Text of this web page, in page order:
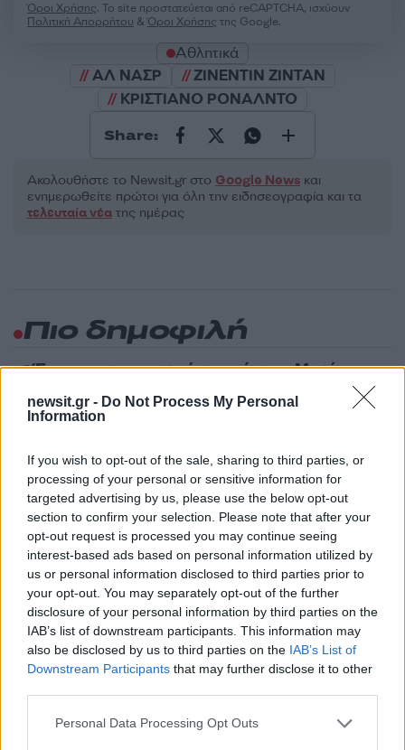
newsit.gr - Do Not Process My Personal
Information
If you wish to opt-out of the sale, sharing to third parties, or
processing of your personal or sensitive information for
targeted advertising by us, please use the below opt-out
section to confirm your selection. Please note that after your
opt-out request is processed you may continue seeing
interest-based ads based on personal information utilized by
us or personal information disclosed to third parties prior to
your opt-out. You may separately opt-out of the further
disclosure of your personal information by third parties on the
IAB’s list of downstream participants. This information may
also be disclosed by us to third parties on the IAB’s List of
Downstream Participants that may further disclose it to other
Please note that this website/app uses one or more Google
Personal Data Processing Opt Outs
Όροι Χρήσης. Το site προστατεύεται από reCAPTCHA, ισχύουν
Πολιτική Απορρήτου &Όροι Χρήσης της Google.
Αθλητικά
ΑΛ ΝΑΣΡ
ΖΙΝΕΝΤΙΝ ΖΙΝΤΑΝ
ΚΡΙΣΤΙΑΝΟ ΡΟΝΑΛΝΤΟ
Share:
Ακολουθήστε το Νewsit.gr στο Google News και
ενημερωθείτε πρώτοι για όλη την ειδησεογραφία και τα
τελευταία νέα της ημέρας
Πιο δημοφιλή
1 Έφυγαν οι συνεργάτες, μένει η Μαρία
Καρυστιανού - Η επόμενη μέρα για την
«Ελπίδα για τη Δημοκρατία»
κλαρίνα αποχαιρέτησαν την εμβληματική
φωνή της μεταπολίτευσης
3Ο Κώστας Σαμαράς δημοσίευσε μία παιδική
φωτογραφία για την επέτειο θανάτου της
αδελφής του, Λένας
4Ποιος είναι ο ελληνοκύπριος Sir Ντέμης
Χασάμπης: Από το σκάκι, στο Νόμπελ
Χημείας και στο «τιμόνι» της AI της Google
5Το πολωμένο μελτέμι που τροφοδότησε τις
φωτιές σε Αττική και Βοιωτία: «Από τα
ισχυρότερα επεισόδια των τελευταίων 50
χρόνων»
Πιο σχολιασμένα